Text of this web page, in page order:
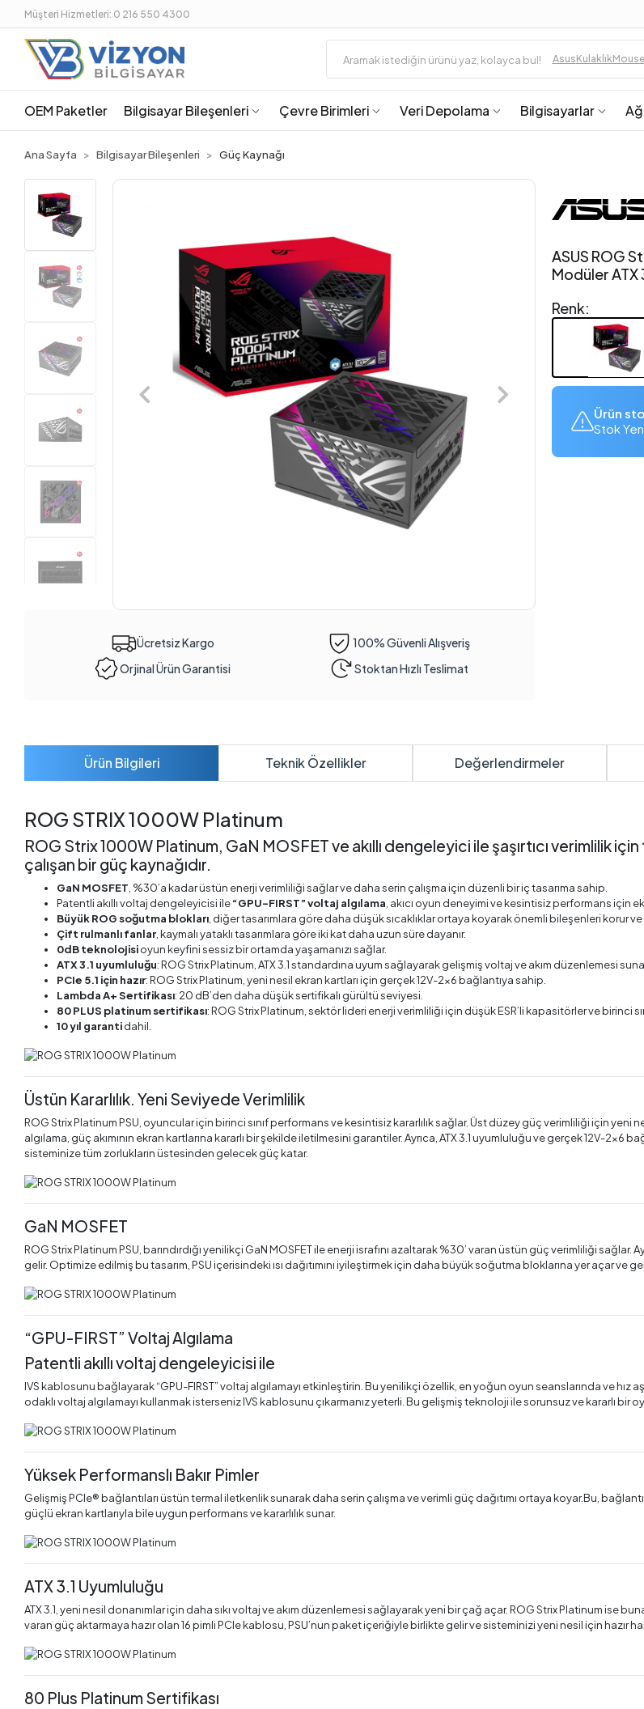
Müşteri Hizmetleri: 0 216 550 4300
AsusKulaklıkMouse
OEM Paketler Bilgisayar Bileşenleri Çevre Birimleri Veri Depolama Bilgisayarlar
Ana Sayfa Bilgisayar Bileşenleri Güç Kaynağı
Ücretsiz Kargo
100% Güvenli Alışveriş
Orjinal Ürün Garantisi
Stoktan Hızlı Teslimat
ASUS ROG
Modüler ATX
Renk:
Ürün
Stok
Ürün Bilgileri Teknik Özellikler Değerlendirmeler
ROG STRIX 1000W Platinum
ROG Strix 1000W Platinum, GaN MOSFET ve akıllı dengeleyici ile şaşırtıcı verimlilik
çalışan bir güç kaynağıdır.
GaN MOSFET , %30’a kadar üstün enerji verimliliği sağlar ve daha serin çalışma için düzenli bir iç tasarıma sahip.
Patentli akıllı voltaj dengeleyicisi ile“GPU-FIRST” voltaj algılama , akıcı oyun deneyimi ve kesintisiz performans için
Büyük ROG soğutma blokları , diğer tasarımlara göre daha düşük sıcaklıklar ortaya koyarak önemli bileşenleri korur
Çift rulmanlı fanlar , kaymalı yataklı tasarımlara göre iki kat daha uzun süre dayanır.
0dB teknolojisioyun keyfini sessiz bir ortamda yaşamanızı sağlar.
ATX 3.1 uyumluluğu: ROG Strix Platinum, ATX 3.1 standardına uyum sağlayarak gelişmiş voltaj ve akım düzenlemesi
PCIe 5.1 için hazır: ROG Strix Platinum, yeni nesil ekran kartları için gerçek 12V-2x6 bağlantıya sahip.
Lambda A+ Sertifikası: 20 dB’den daha düşük sertifikalı gürültü seviyesi.
80 PLUS platinum sertifikası: ROG Strix Platinum, sektör lideri enerji verimliliği için düşük ESR’li kapasitörler ve birinci
10 yıl garantidahil.
Üstün Kararlılık. Yeni Seviyede Verimlilik
ROG Strix Platinum PSU, oyuncular için birinci sınıf performans ve kesintisiz kararlılık sağlar. Üst düzey güç verimliliği için yeni
algılama, güç akımının ekran kartlarına kararlı bir şekilde iletilmesini garantiler. Ayrıca, ATX 3.1 uyumluluğu ve gerçek 12V-2x6
sisteminize tüm zorlukların üstesinden gelecek güç katar.
GaN MOSFET
ROG Strix Platinum PSU, barındırdığı yenilikçi GaN MOSFET ile enerji israfını azaltarak %30’ varan üstün güç verimliliği
gelir. Optimize edilmiş bu tasarım, PSU içerisindeki ısı dağıtımını iyileştirmek için daha büyük soğutma bloklarına yer açar ve
“GPU-FIRST” Voltaj Algılama
Patentli akıllı voltaj dengeleyicisi ile
IVS kablosunu bağlayarak “GPU-FIRST” voltaj algılamayı etkinleştirin. Bu yenilikçi özellik, en yoğun oyun seanslarında ve hız
odaklı voltaj algılamayı kullanmak isterseniz IVS kablosunu çıkarmanız yeterli. Bu gelişmiş teknoloji ile sorunsuz ve kararlı bir
Yüksek Performanslı Bakır Pimler
Gelişmiş PCIe® bağlantıları üstün termal iletkenlik sunarak daha serin çalışma ve verimli güç dağıtımı ortaya koyar.Bu,
güçlü ekran kartlarıyla bile uygun performans ve kararlılık sunar.
ATX 3.1 Uyumluluğu
ATX 3.1, yeni nesil donanımlar için daha sıkı voltaj ve akım düzenlemesi sağlayarak yeni bir çağ açar. ROG Strix Platinum ise
varan güç aktarmaya hazır olan 16 pimli PCIe kablosu, PSU’nun paket içeriğiyle birlikte gelir ve sisteminizi yeni nesil için hazır
80 Plus Platinum Sertifikası